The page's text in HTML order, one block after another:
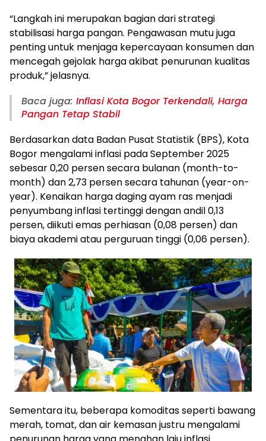
“Langkah ini merupakan bagian dari strategi
stabilisasi harga pangan. Pengawasan mutu juga
penting untuk menjaga kepercayaan konsumen dan
mencegah gejolak harga akibat penurunan kualitas
produk,” jelasnya.
Baca juga: Inflasi Kota Bogor Terkendali, Harga
Pangan Tetap Stabil
Berdasarkan data Badan Pusat Statistik (BPS), Kota
Bogor mengalami inflasi pada September 2025
sebesar 0,20 persen secara bulanan (month-to-
month) dan 2,73 persen secara tahunan (year-on-
year). Kenaikan harga daging ayam ras menjadi
penyumbang inflasi tertinggi dengan andil 0,13
persen, diikuti emas perhiasan (0,08 persen) dan
biaya akademi atau perguruan tinggi (0,06 persen).
Sementara itu, beberapa komoditas seperti bawang
merah, tomat, dan air kemasan justru mengalami